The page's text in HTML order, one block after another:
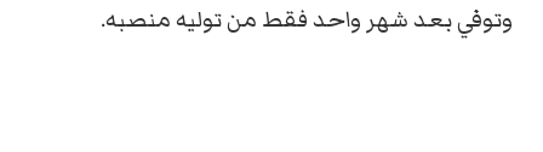
وتوفي بعد شهر واحد فقط من توليه منصبه.